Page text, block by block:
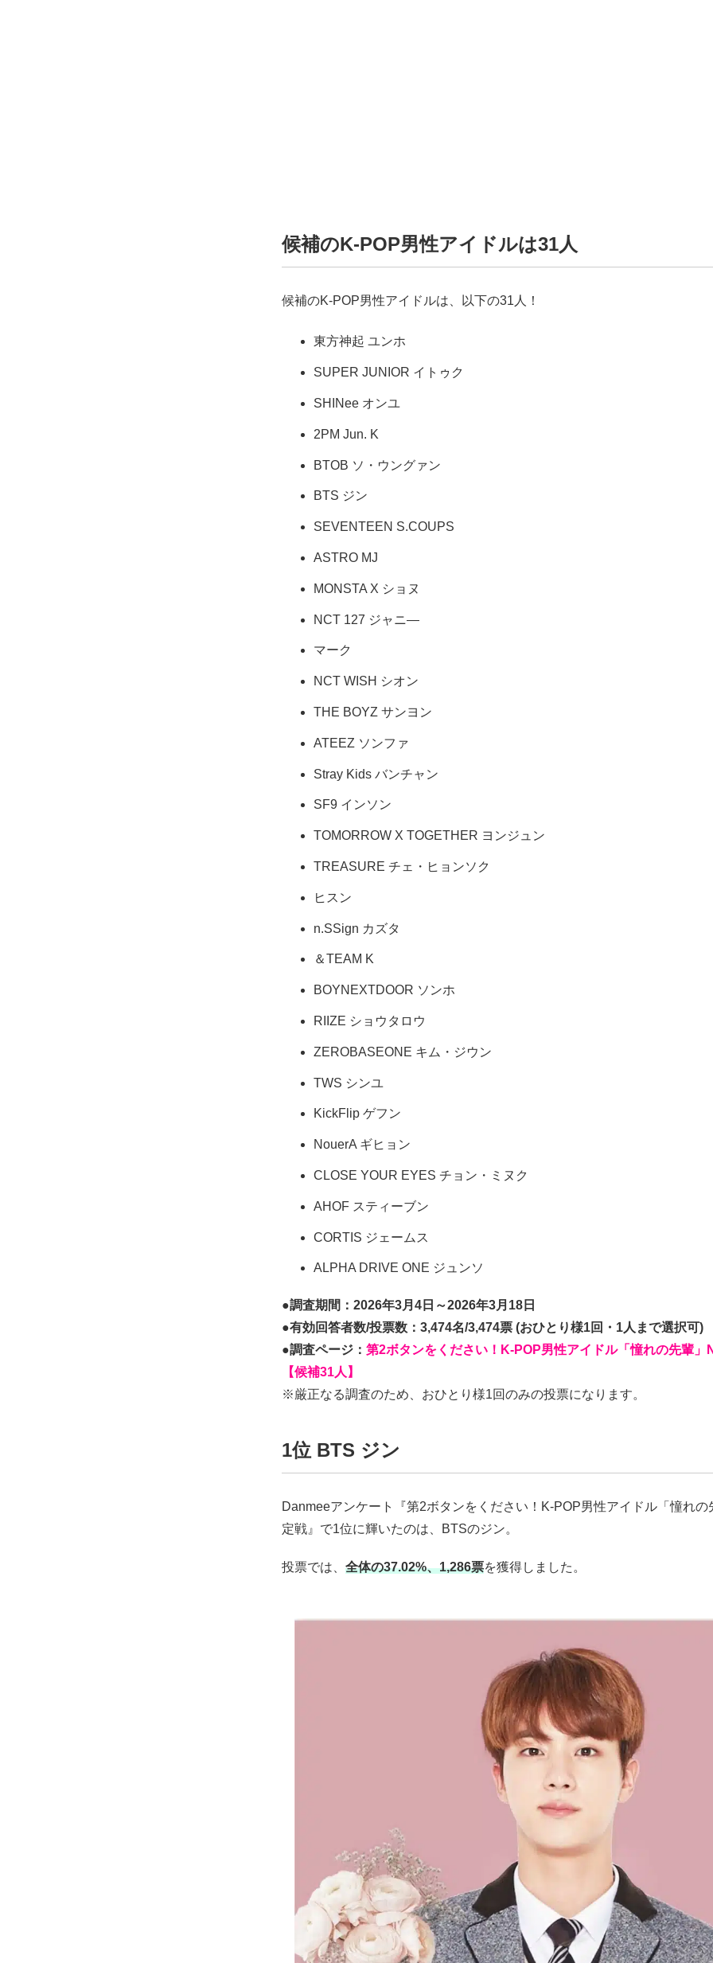
候補のK-POP男性アイドルは31人
候補のK-POP男性アイドルは、以下の31人！
東方神起 ユンホ
SUPER JUNIOR イトゥク
SHINee オンユ
2PM Jun. K
BTOB ソ・ウングァン
BTS ジン
SEVENTEEN S.COUPS
ASTRO MJ
MONSTA X ショヌ
NCT 127 ジャニ―
マーク
NCT WISH シオン
THE BOYZ サンヨン
ATEEZ ソンファ
Stray Kids バンチャン
SF9 インソン
TOMORROW X TOGETHER ヨンジュン
TREASURE チェ・ヒョンソク
ヒスン
n.SSign カズタ
＆TEAM K
BOYNEXTDOOR ソンホ
RIIZE ショウタロウ
ZEROBASEONE キム・ジウン
TWS シンユ
KickFlip ゲフン
NouerA ギヒョン
CLOSE YOUR EYES チョン・ミヌク
AHOF スティーブン
CORTIS ジェームス
ALPHA DRIVE ONE ジュンソ
●調査期間：2026年3月4日～2026年3月18日
●有効回答者数/投票数：3,474名/3,474票 (おひとり様1回・1人まで選択可)
●調査ページ：第2ボタンをください！K-POP男性アイドル「憧れの先輩」
【候補31人】
※厳正なる調査のため、おひとり様1回のみの投票になります。
1位 BTS ジン
Danmeeアンケート『第2ボタンをください！K-POP男性アイドル「憧れの
定戦』で1位に輝いたのは、BTSのジン。
投票では、全体の37.02%、1,286票を獲得しました。